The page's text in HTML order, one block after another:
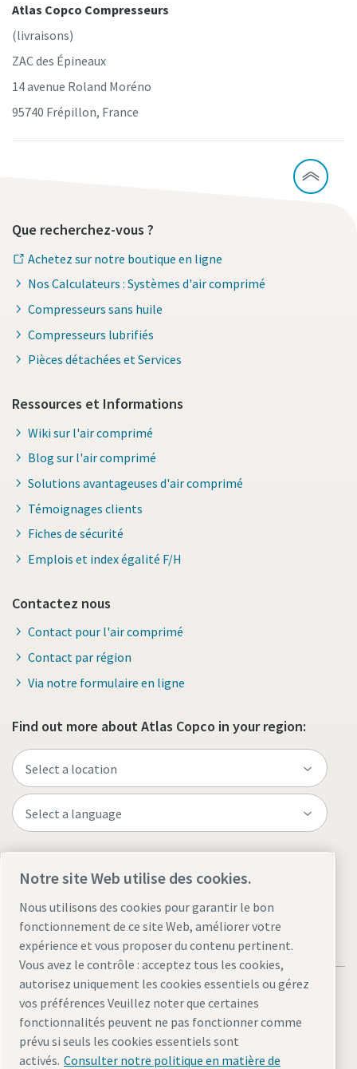
Atlas Copco Compresseurs
(livraisons)
ZAC des Épineaux
14 avenue Roland Moréno
95740 Frépillon, France
Que recherchez-vous ?
Achetez sur notre boutique en ligne
Nos Calculateurs : Systèmes d'air comprimé
Compresseurs sans huile
Compresseurs lubrifiés
Pièces détachées et Services
Ressources et Informations
Wiki sur l'air comprimé
Blog sur l'air comprimé
Solutions avantageuses d'air comprimé
Témoignages clients
Fiches de sécurité
Emplois et index égalité F/H
Contactez nous
Contact pour l'air comprimé
Contact par région
Via notre formulaire en ligne
Find out more about Atlas Copco in your region:
Mentions légales et politique de confidentialité
Notre site Web utilise des cookies.
Nous utilisons des cookies pour garantir le bon
fonctionnement de ce site Web, améliorer votre
expérience et vous proposer du contenu pertinent.
Vous avez le contrôle : acceptez tous les cookies,
autorisez uniquement les cookies essentiels ou gérez
vos préférences Veuillez noter que certaines
fonctionnalités peuvent ne pas fonctionner comme
prévu si seuls les cookies essentiels sont
activés. Consulter notre politique en matière de